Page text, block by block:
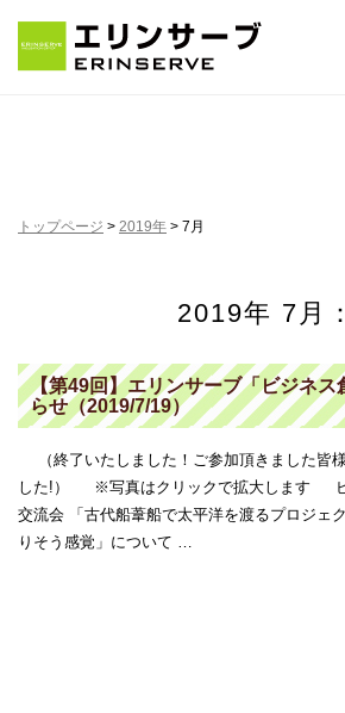
トップページ > 2019年 > 7月
2019年 7月：
【第49回】エリンサーブ「ビジネ
らせ（2019/7/19）
（終了いたしました！ご参加頂きました皆
した!） ※写真はクリックで拡大します ビ
交流会 「古代船葦船で太平洋を渡るプロジェ
りそう感覚」について …